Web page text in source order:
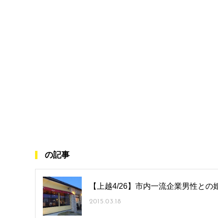
の記事
【上越4/26】市内一流企業男性との
2015.03.18